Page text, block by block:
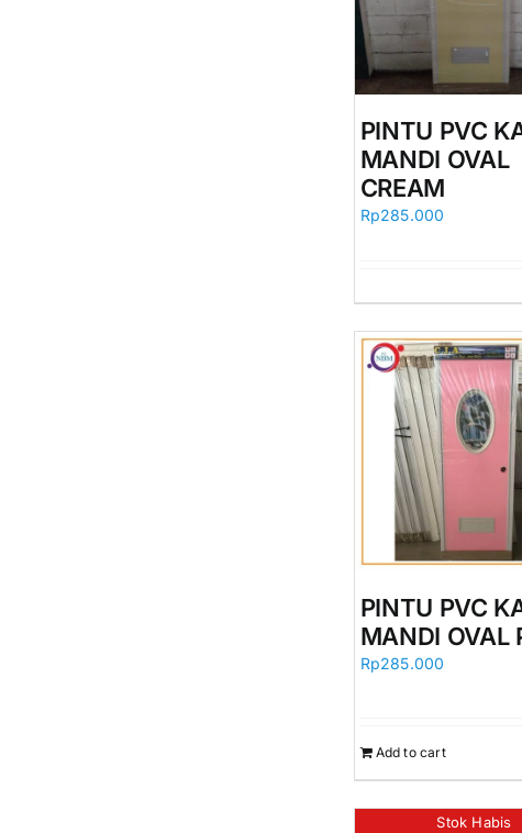
PINTU PVC
MANDI OVAL
CREAM
Rp285.000
PINTU PVC
MANDI OVAL
Rp285.000
Add to cart
Stok Habis